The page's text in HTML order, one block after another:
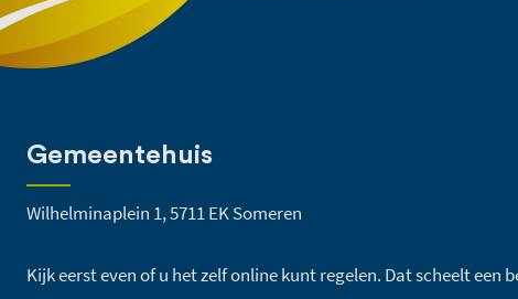
Gemeentehuis
Wilhelminaplein 1, 5711 EK Someren
Kijk eerst even of u het zelf online kunt regelen. Dat scheelt een